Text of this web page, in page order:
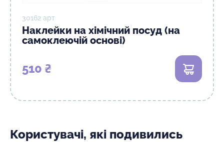
30162 арт
Наклейки на хімічний посуд (на
самоклеючій основі)
510 ₴ В кошик
Користувачі, які подивились